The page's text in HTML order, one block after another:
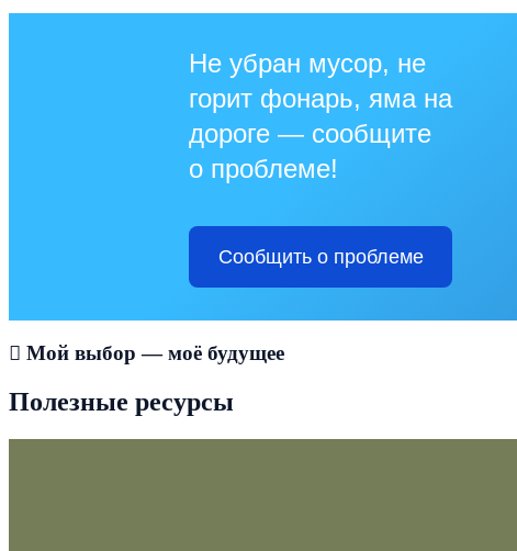
Не убран мусор, не
горит фонарь, яма на
дороге — сообщите
о проблеме!
Сообщить о проблеме
Мой выбор — моё будущее
Полезные ресурсы